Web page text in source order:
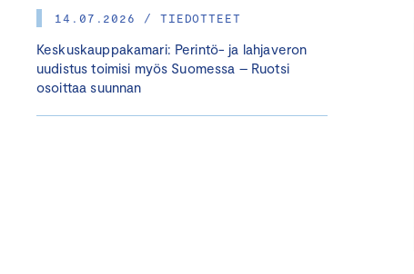
14.07.2026 / TIEDOTTEET
Keskuskauppakamari: Perintö- ja lahjaveron
uudistus toimisi myös Suomessa – Ruotsi
osoittaa suunnan